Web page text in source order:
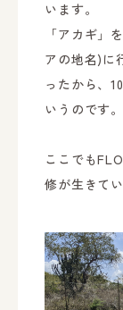
います。
「アカギ」
アの地名)に
ったから、
いうのです。
ここでも
修が生きて